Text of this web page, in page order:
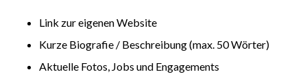
Link zur eigenen Website
Kurze Biografie / Beschreibung (max. 50 Wörter)
Aktuelle Fotos, Jobs und Engagements